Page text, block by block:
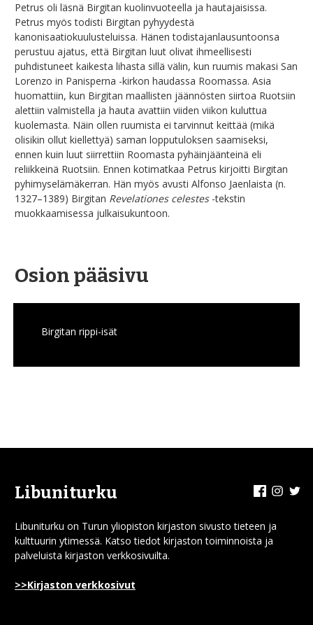
Petrus oli läsnä Birgitan kuolinvuoteella ja hautajaisissa.
Petrus myös todisti Birgitan pyhyydestä
kanonisaatiokuulusteluissa. Hänen todistajanlausuntoonsa
perustuu ajatus, että Birgitan luut olivat ihmeellisesti
puhdistuneet kaikesta lihasta sillä välin, kun ruumis makasi San
Lorenzo in Panisperna -kirkon haudassa Roomassa. Asia
huomattiin, kun Birgitan maallisten jäännösten siirtoa Ruotsiin
alettiin valmistella ja hauta avattiin viiden viikon kuluttua
kuolemasta. Näin ollen ruumista ei tarvinnut keittää (mikä
olisikin ollut kiellettyä) saman lopputuloksen saamiseksi,
ennen kuin luut siirrettiin Roomasta pyhäinjäänteinä eli
reliikkeinä Ruotsiin. Ennen kotimatkaa Petrus kirjoitti Birgitan
pyhimyselämäkerran. Hän myös avusti Alfonso Jaenlaista (n.
1327–1389) Birgitan Revelationes celestes-tekstin
muokkaamisessa julkaisukuntoon.
Osion pääsivu
Birgitan rippi-isät
Libuniturku Facebook
Libuniturku on Turun yliopiston kirjaston sivusto tieteen ja
kulttuurin ytimessä. Katso tiedot kirjaston toiminnoista ja
palveluista kirjaston verkkosivuilta.
>>Kirjaston verkkosivut